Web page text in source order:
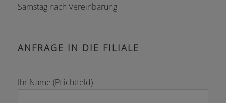
Samstag nach Vereinbarung
ANFRAGE IN DIE FILIALE
Ihr Name (Pflichtfeld)